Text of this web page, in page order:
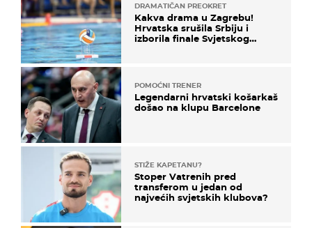
DRAMATIČAN PREOKRET
Kakva drama u Zagrebu!
Hrvatska srušila Srbiju i
izborila finale Svjetskog
POMOĆNI TRENER
Legendarni hrvatski košarkaš
došao na klupu Barcelone
STIŽE KAPETANU?
Stoper Vatrenih pred
transferom u jedan od
najvećih svjetskih klubova?